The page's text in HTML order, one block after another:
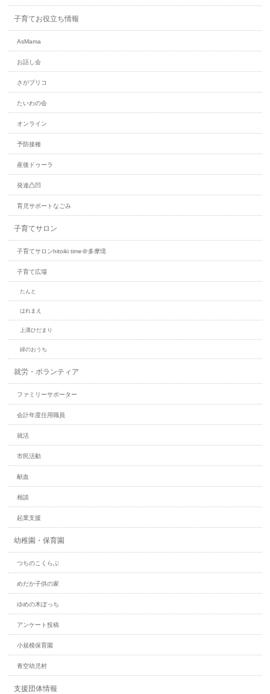
子育てお役立ち情報
AsMa​ma
お話し会
さがプリコ
たいわの会
オンライン
予防接種
産後ドゥーラ
発達凸凹
育児サポートなごみ
子育てサロン
子育てサロンhitoiki time＠多摩境
子育て広場
たんと
はれまえ
上溝ひだまり
緑のおうち
就労・ボランティア
ファミリーサポーター
会計年度任用職員
就活
市民活動
献血
相談
起業支援
幼稚園・保育園
つちのこくらぶ
めだか子供の家
ゆめの木ぼっち
アンケート投稿
小規模保育園
青空幼児村
支援団体情報